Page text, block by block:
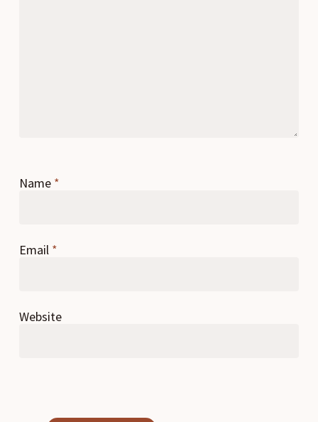
Name *
Email *
Website